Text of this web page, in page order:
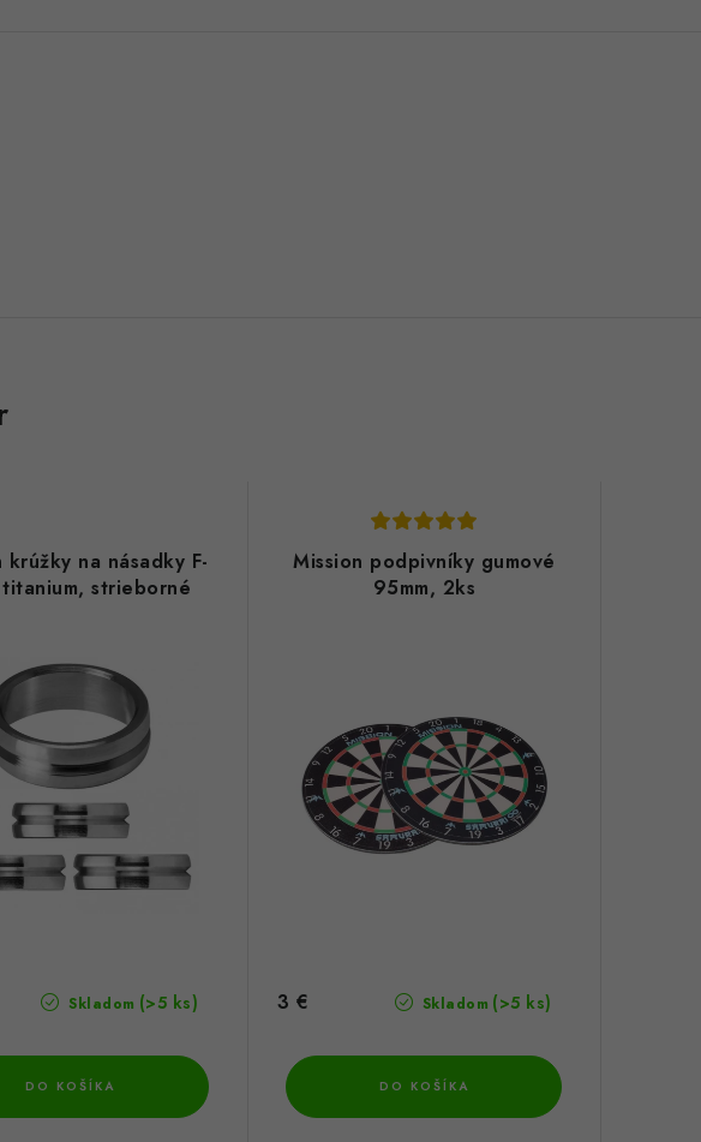
krúžky na násadky F-
strieborné
Skladom (>5 ks)
DO KOŠÍKA
Mission podpivníky gumové
95mm, 2ks
Skladom (>5 ks)
3 €
DO KOŠÍKA